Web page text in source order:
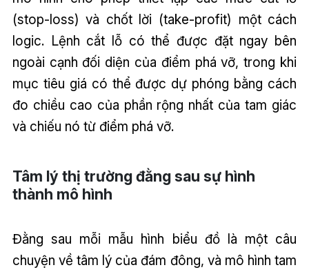
(stop-loss) và chốt lời (take-profit) một cách
logic. Lệnh cắt lỗ có thể được đặt ngay bên
ngoài cạnh đối diện của điểm phá vỡ, trong khi
mục tiêu giá có thể được dự phóng bằng cách
đo chiều cao của phần rộng nhất của tam giác
và chiếu nó từ điểm phá vỡ.
Tâm lý thị trường đằng sau sự hình
thành mô hình
Đằng sau mỗi mẫu hình biểu đồ là một câu
chuyện về tâm lý của đám đông, và mô hình tam